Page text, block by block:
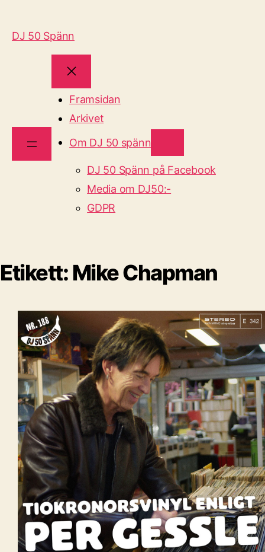
DJ 50 Spänn
Framsidan
Arkivet
Om DJ 50 spänn
DJ 50 Spänn på Facebook
Media om DJ50:-
GDPR
Etikett: Mike Chapman